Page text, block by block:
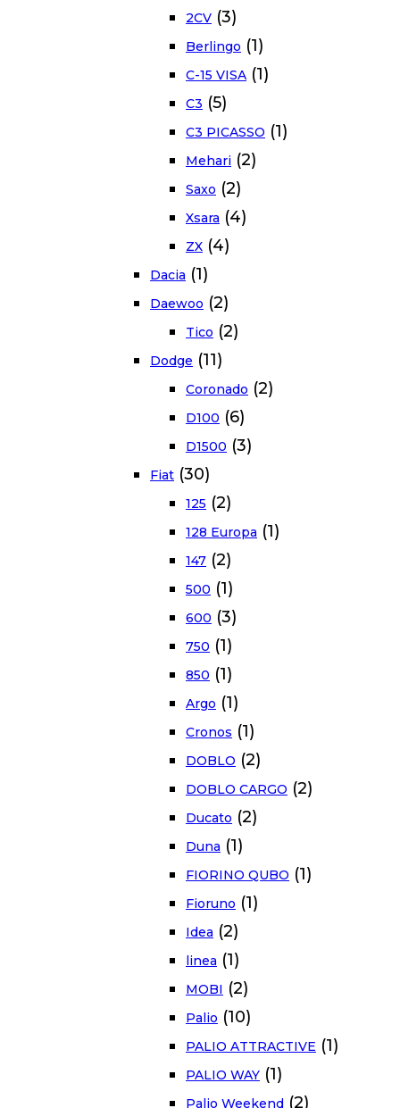
2CV (3)
Berlingo (1)
C-15 VISA (1)
C3 (5)
C3 PICASSO (1)
Mehari (2)
Saxo (2)
Xsara (4)
ZX (4)
Dacia (1)
Daewoo (2)
Tico (2)
Dodge (11)
Coronado (2)
D100 (6)
D1500 (3)
Fiat (30)
125 (2)
128 Europa (1)
147 (2)
500 (1)
600 (3)
750 (1)
850 (1)
Argo (1)
Cronos (1)
DOBLO (2)
DOBLO CARGO (2)
Ducato (2)
Duna (1)
FIORINO QUBO (1)
Fioruno (1)
Idea (2)
linea (1)
MOBI (2)
Palio (10)
PALIO ATTRACTIVE (1)
PALIO WAY (1)
Palio Weekend (2)